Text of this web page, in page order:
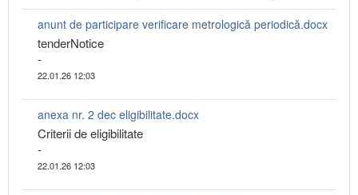
anunt de participare verificare metrologică periodică.docx
tenderNotice
-
22.01.26 12:03
anexa nr. 2 dec eligibilitate.docx
Criterii de eligibilitate
-
22.01.26 12:03